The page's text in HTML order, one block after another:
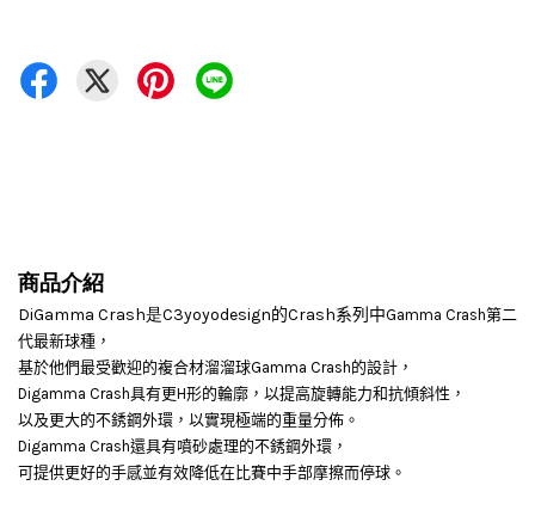
商品介紹
DiGamma Crash是C3yoyodesign的Crash系列中Gamma Crash第二
代最新球種，
基於他們最受歡迎的複合材溜溜球Gamma Crash的設計，
Digamma Crash具有更H形的輪廓，以提高旋轉能力和抗傾斜性，
以及更大的不銹鋼外環，以實現極端的重量分佈。
Digamma Crash還具有噴砂處理的不銹鋼外環，
可提供更好的手感並有效降低在比賽中手部摩擦而停球。